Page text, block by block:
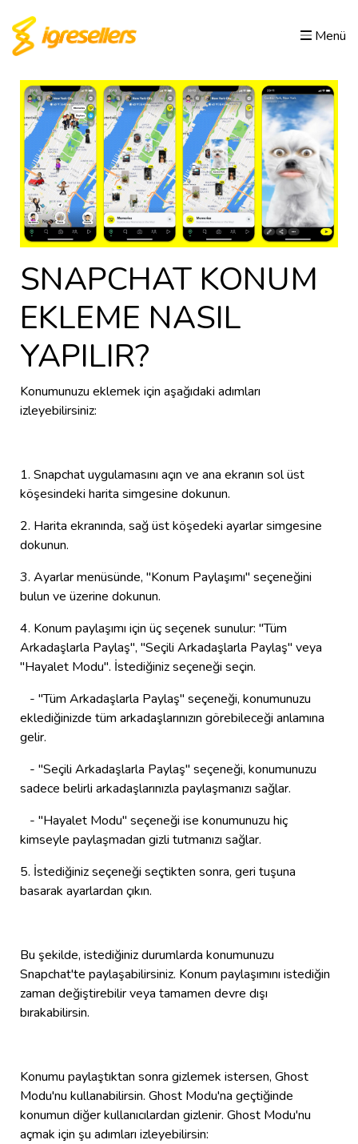
Menü
SNAPCHAT KONUM
EKLEME NASIL
YAPILIR?
Konumunuzu eklemek için aşağıdaki adımları
izleyebilirsiniz:
1. Snapchat uygulamasını açın ve ana ekranın sol üst
köşesindeki harita simgesine dokunun.
2. Harita ekranında, sağ üst köşedeki ayarlar simgesine
dokunun.
3. Ayarlar menüsünde, "Konum Paylaşımı" seçeneğini
bulun ve üzerine dokunun.
4. Konum paylaşımı için üç seçenek sunulur: "Tüm
Arkadaşlarla Paylaş", "Seçili Arkadaşlarla Paylaş" veya
"Hayalet Modu". İstediğiniz seçeneği seçin.
- "Tüm Arkadaşlarla Paylaş" seçeneği, konumunuzu
eklediğinizde tüm arkadaşlarınızın görebileceği anlamına
gelir.
- "Seçili Arkadaşlarla Paylaş" seçeneği, konumunuzu
sadece belirli arkadaşlarınızla paylaşmanızı sağlar.
- "Hayalet Modu" seçeneği ise konumunuzu hiç
kimseyle paylaşmadan gizli tutmanızı sağlar.
5. İstediğiniz seçeneği seçtikten sonra, geri tuşuna
basarak ayarlardan çıkın.
Bu şekilde, istediğiniz durumlarda konumunuzu
Snapchat'te paylaşabilirsiniz. Konum paylaşımını istediğin
zaman değiştirebilir veya tamamen devre dışı
bırakabilirsin.
Konumu paylaştıktan sonra gizlemek istersen, Ghost
Modu'nu kullanabilirsin. Ghost Modu'na geçtiğinde
konumun diğer kullanıcılardan gizlenir. Ghost Modu'nu
açmak için şu adımları izleyebilirsin: